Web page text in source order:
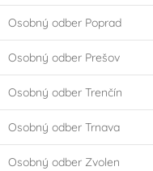
Osobný odber Poprad
Osobný odber Prešov
Osobný odber Trenčín
Osobný odber Trnava
Osobný odber Zvolen